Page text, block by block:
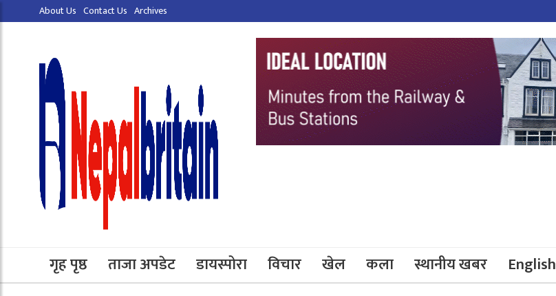
About Us Contact Us Archives
गृह पृष्ठ ताजा अपडेट डायस्पोरा विचार खेल कला स्थानीय खबर English